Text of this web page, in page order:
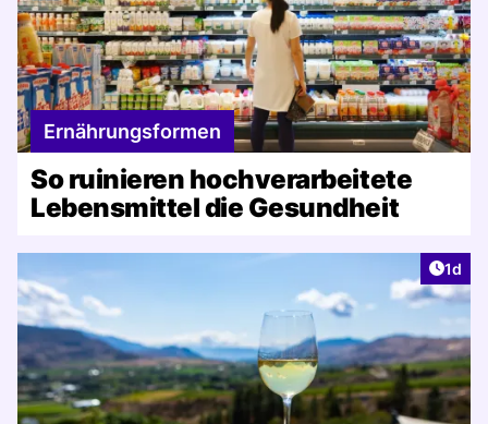
Ernährungsformen
So ruinieren hochverarbeitete
Lebensmittel die Gesundheit
1d